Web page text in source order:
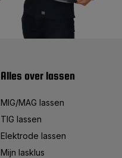
Alles over lassen
MIG/MAG lassen
TIG lassen
Elektrode lassen
Mijn lasklus